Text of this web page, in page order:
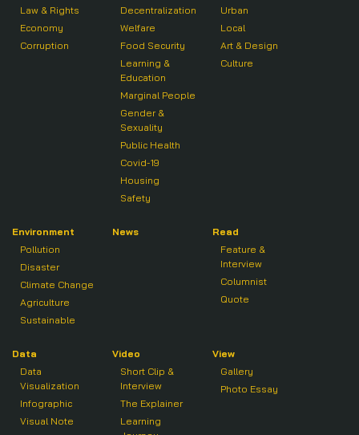
Law & Rights
Economy
Corruption
Decentralization
Welfare
Food Security
Learning &
Education
Marginal People
Gender &
Sexuality
Public Health
Covid-19
Housing
Safety
Urban
Local
Art & Design
Culture
Environment
Pollution
Disaster
Climate Change
Agriculture
Sustainable
News
Read
Feature &
Interview
Columnist
Quote
Data
Data
Visualization
Infographic
Visual Note
Video
Short Clip &
Interview
The Explainer
Learning
View
Gallery
Photo Essay